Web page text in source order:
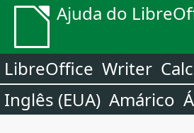
Ajuda do
LibreOffice Writer Calc
Inglês (EUA) Amárico